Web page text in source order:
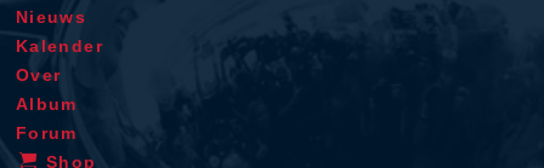
Nieuws
Kalender
Over
Album
Forum
Shop